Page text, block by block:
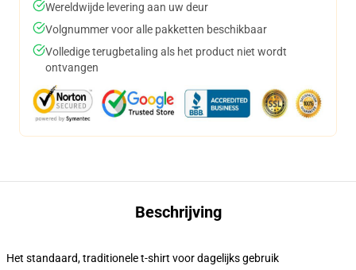
Wereldwijde levering aan uw deur
Volgnummer voor alle pakketten beschikbaar
Volledige terugbetaling als het product niet wordt
ontvangen
Beschrijving
Het standaard, traditionele t-shirt voor dagelijks gebruik